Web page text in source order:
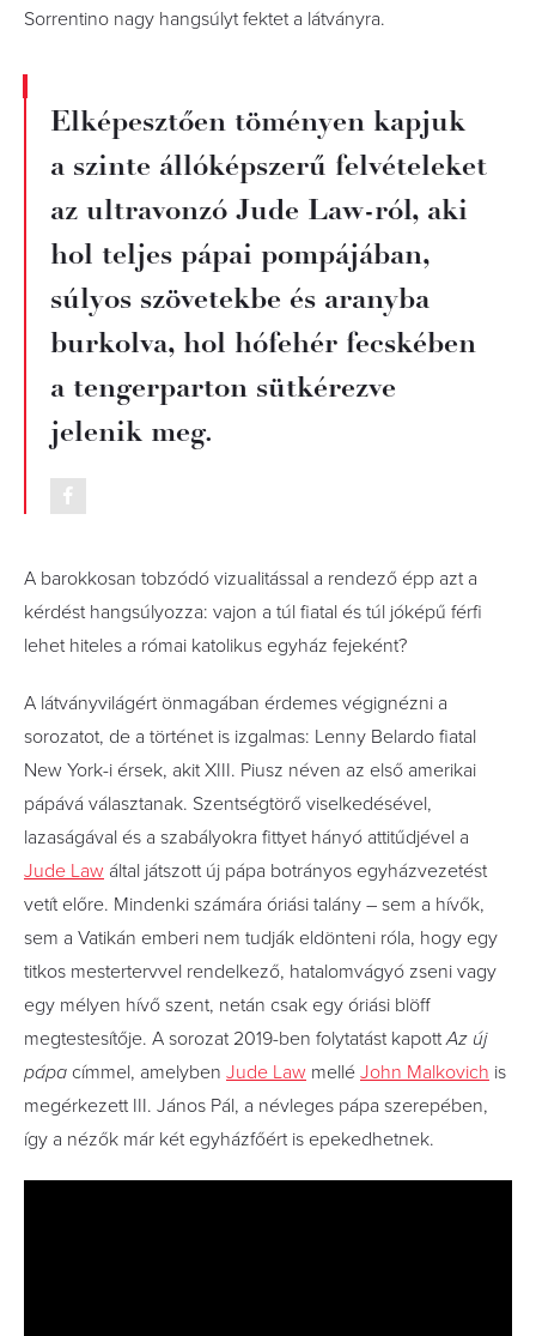
Sorrentino nagy hangsúlyt fektet a látványra.
Elképesztően töményen kapjuk
a szinte állóképszerű felvételeket
az ultravonzó Jude Law-ról, aki
hol teljes pápai pompájában,
súlyos szövetekbe és aranyba
burkolva, hol hófehér fecskében
a tengerparton sütkérezve
jelenik meg.
A barokkosan tobzódó vizualitással a rendező épp azt a
kérdést hangsúlyozza: vajon a túl fiatal és túl jóképű férfi
lehet hiteles a római katolikus egyház fejeként?
A látványvilágért önmagában érdemes végignézni a
sorozatot, de a történet is izgalmas: Lenny Belardo fiatal
New York-i érsek, akit XIII. Piusz néven az első amerikai
pápává választanak. Szentségtörő viselkedésével,
lazaságával és a szabályokra fittyet hányó attitűdjével a
Jude Law által játszott új pápa botrányos egyházvezetést
vetít előre. Mindenki számára óriási talány – sem a hívők,
sem a Vatikán emberi nem tudják eldönteni róla, hogy egy
titkos mestertervvel rendelkező, hatalomvágyó zseni vagy
egy mélyen hívő szent, netán csak egy óriási blöff
megtestesítője. A sorozat 2019-ben folytatást kapottAz új
pápa címmel, amelyben Jude Law mellé John Malkovich is
megérkezett III. János Pál, a névleges pápa szerepében,
így a nézők már két egyházfőért is epekedhetnek.